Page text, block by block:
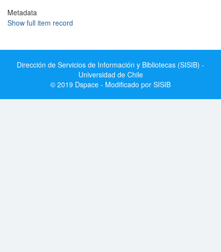
Metadata
Show full item record
Dirección de Servicios de Información y Bibliotecas (SISIB) -
Universidad de Chile
© 2019 Dspace - Modificado por SISIB